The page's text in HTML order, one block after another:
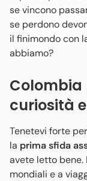
se vincono
se perdono
il finimondo con
abbiamo?
Colombia
curiosità
Tenetevi forte
la prima sfida
avete letto bene.
mondiali e a